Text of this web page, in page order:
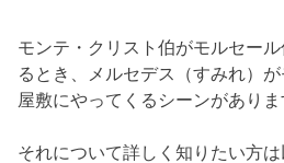
モンテ・クリスト伯がモルセー
るとき、メルセデス（すみれ）
屋敷にやってくるシーンがありま
それについて詳しく知りたい方